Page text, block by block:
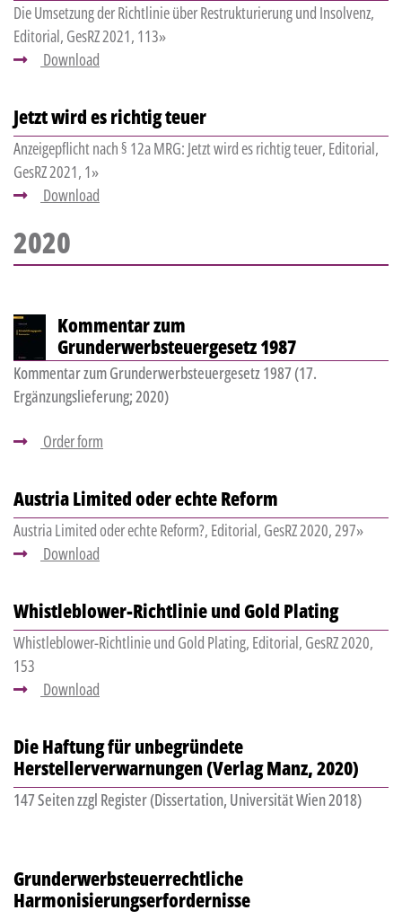
Die Umsetzung der Richtlinie über Restrukturierung und Insolvenz,
Editorial, GesRZ 2021, 113»
Download
Jetzt wird es richtig teuer
Anzeigepflicht nach § 12a MRG: Jetzt wird es richtig teuer, Editorial,
GesRZ 2021, 1»
Download
2020
Kommentar zum
Grunderwerbsteuergesetz 1987
Kommentar zum Grunderwerbsteuergesetz 1987 (17.
Ergänzungslieferung; 2020)
Order form
Austria Limited oder echte Reform
Austria Limited oder echte Reform?, Editorial, GesRZ 2020, 297»
Download
Whistleblower-Richtlinie und Gold Plating
Whistleblower-Richtlinie und Gold Plating, Editorial, GesRZ 2020,
153
Download
Die Haftung für unbegründete
Herstellerverwarnungen (Verlag Manz, 2020)
147 Seiten zzgl Register (Dissertation, Universität Wien 2018)
Grunderwerbsteuerrechtliche
Harmonisierungserfordernisse